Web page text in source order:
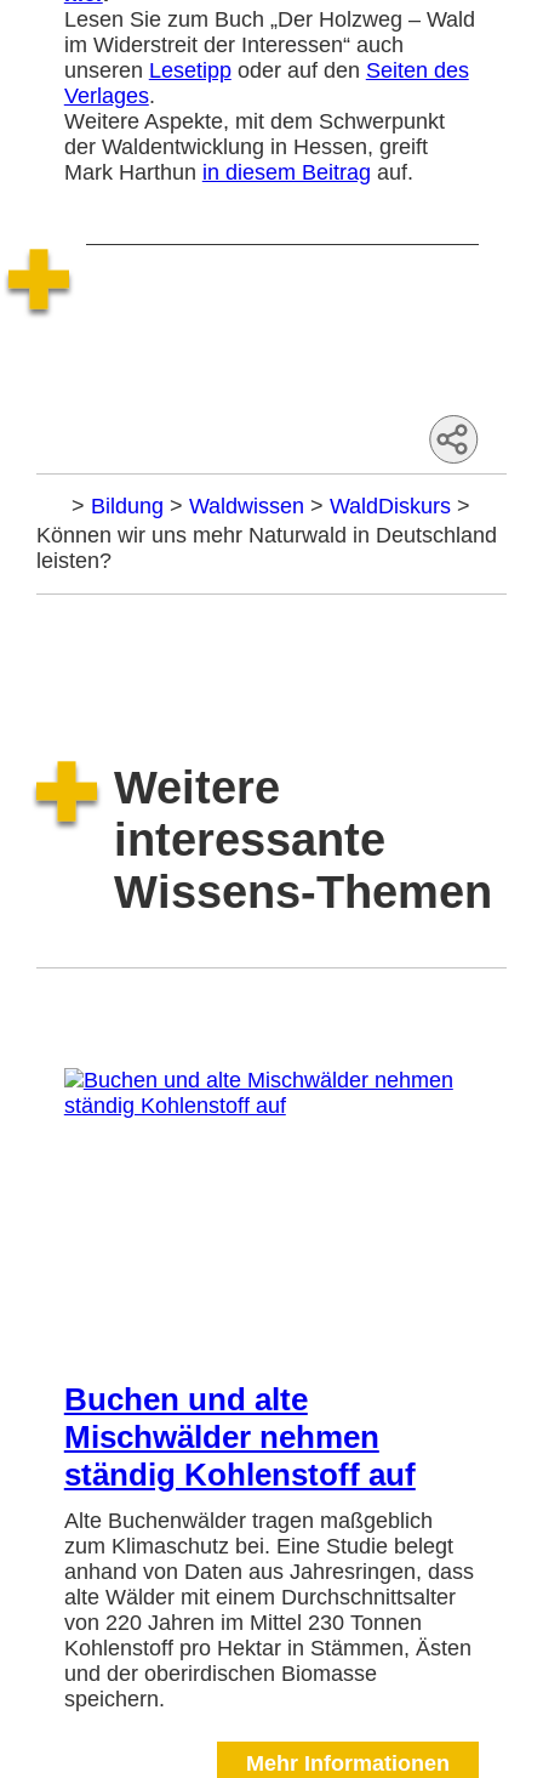
Lesen Sie zum Buch „Der Holzweg – Wald
im Widerstreit der Interessen“ auch
unseren Lesetippoder auf den Seiten des
Verlages.
Weitere Aspekte, mit dem Schwerpunkt
der Waldentwicklung in Hessen, greift
Mark Harthun in diesem Beitrag auf.
Home
> Bildung >Waldwissen >WaldDiskurs >
Können wir uns mehr Naturwald in Deutschland
leisten?
Weitere
interessante
Wissens-Themen
Buchen und alte
Mischwälder nehmen
ständig Kohlenstoff auf
Alte Buchenwälder tragen maßgeblich
zum Klimaschutz bei. Eine Studie belegt
anhand von Daten aus Jahresringen, dass
alte Wälder mit einem Durchschnittsalter
von 220 Jahren im Mittel 230 Tonnen
Kohlenstoff pro Hektar in Stämmen, Ästen
und der oberirdischen Biomasse
speichern.
Mehr Informationen